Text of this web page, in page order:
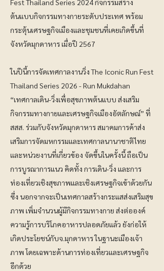
Fest Thailand Series 2024 กิจกรรมสร้าง
ต้นแบบกิจกรรมทางกายระดับประเทศ พร้อม
กระตุ้นเศรษฐกิจเมืองและชุมชนที่เคยเกิดขึ้นที่
จังหวัดมุกดาหาร เมื่อปี 2567
ในปีนี้การจัดเทศกาลงานวิ่ง The Iconic Run Fest
Thailand Series 2026 - Run Mukdahan
“เทศกาลเดิน-วิ่งเพื่อสุขภาพต้นแบบ ส่งเสริม
กิจกรรมทางกายและเศรษฐกิจเมืองอัตลักษณ์” ที่
สสส. ร่วมกับจังหวัดมุกดาหาร สมาคมการค้าส่ง
เสริมการจัดมหกรรมและเทศกาลนานาชาติไทย
และหน่วยงานที่เกี่ยวข้อง จัดขึ้นในครั้งนี้ ถือเป็น
การบูรณาการแนว คิดทั้ง การเดิน-วิ่ง และการ
ท่องเที่ยวเชิงสุขภาพและเชิงเศรษฐกิจเข้าด้วยกัน
ซึ่ง นอกจากจะเป็นเทศกาลสร้างกระแสส่งเสริมสุข
ภาพ เพิ่มจำนวนผู้มีกิจกรรมทางกาย ส่งต่อองค์
ความรู้การบริโภคอาหารปลอดภัยแล้ว ยังก่อให้
เกิดประโยชน์กับจ.มุกดาหาร ในฐานะเมืองเจ้า
ภาพ โดยเฉพาะด้านการท่องเที่ยวและเศรษฐกิจ
อีกด้วย